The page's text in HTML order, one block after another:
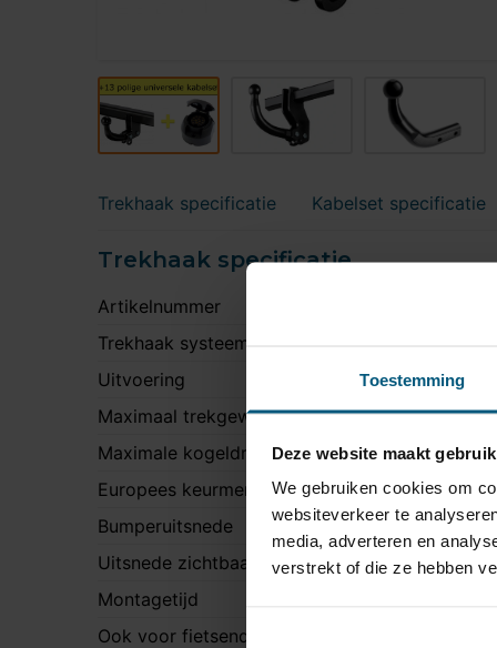
Toestemming
Deze website maakt
We gebruiken cookies om
websiteverkeer te
media, adverteren en
verstrekt of die ze hebben
Trekhaak specificatie Kabelset specificatie
Trekhaak specificatie
Artikelnummer
Trekhaak systeem
Uitvoering
Maximaal trekgewicht
Maximale kogeldruk
Europees keurmerk
Bumperuitsnede
Uitsnede zichtbaar
Montagetijd
Ook voor fietsendrager